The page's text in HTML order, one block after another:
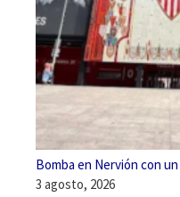
Bomba en Nervión con
3 agosto, 2026